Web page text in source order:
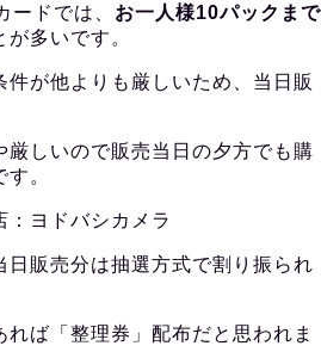
ードでは、 お一人様10パックまで
多いです。
件が他よりも厳しいため、当日販
厳しいので販売当日の夕方でも購
。
：ヨドバシカメラ
日販売分は抽選方式で割り振られ
ば「整理券」配布だと思われま